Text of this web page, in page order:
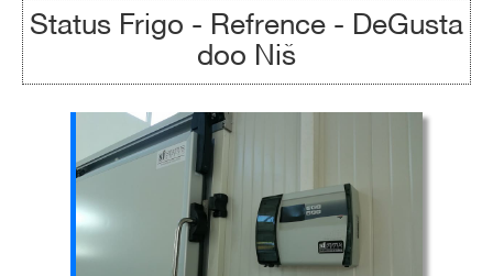
Status Frigo - Refrence - DeGusta
doo Niš